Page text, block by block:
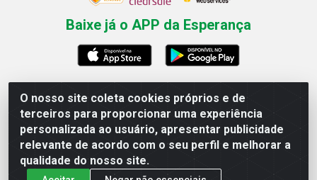
O nosso site coleta cookies próprios e de
terceiros para proporcionar uma experiência
personalizada ao usuário, apresentar publicidade
relevante de acordo com o seu perfil e melhorar a
qualidade do nosso site.
Baixe já o APP da Esperança
Esperança Nordeste - Rua Professor Caldas Filho, 291 -
Estância - Recife / PE CEP: 50771-335 - CNPJ
03.666.136/0001-23